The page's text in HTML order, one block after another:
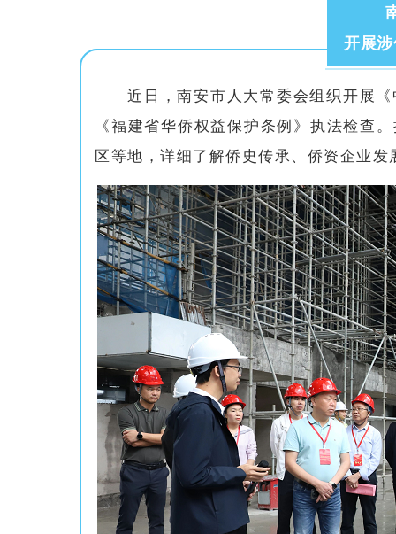
开展
近日，南安市人大常委会组织开展
《福建省华侨权益保护条例》执法检查
区等地，详细了解侨史传承、侨资企业